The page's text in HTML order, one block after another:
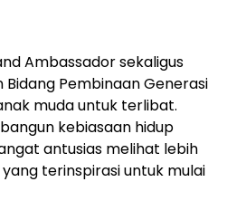
Ambassador sekaligus
Bidang Pembinaan Generasi
muda untuk terlibat.
kebiasaan hidup
antusias melihat lebih
terinspirasi untuk mulai